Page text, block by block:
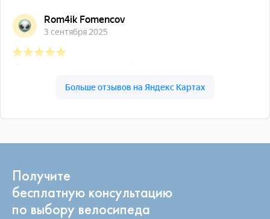
Получите
бесплатную консультацию
по выбору велосипеда